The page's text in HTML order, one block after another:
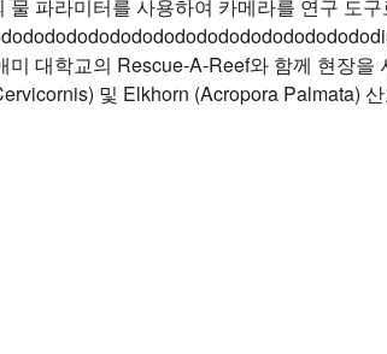
물 파라미터를 사용하여 카메라를 연구 도
미 대학교의 Rescue-A-Reef와 함께 현장
및 Elkhorn (Acropora Palmata)